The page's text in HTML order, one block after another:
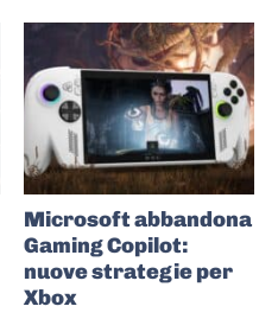
Microsoft abbandona
Gaming Copilot:
nuove strategie per
Xbox